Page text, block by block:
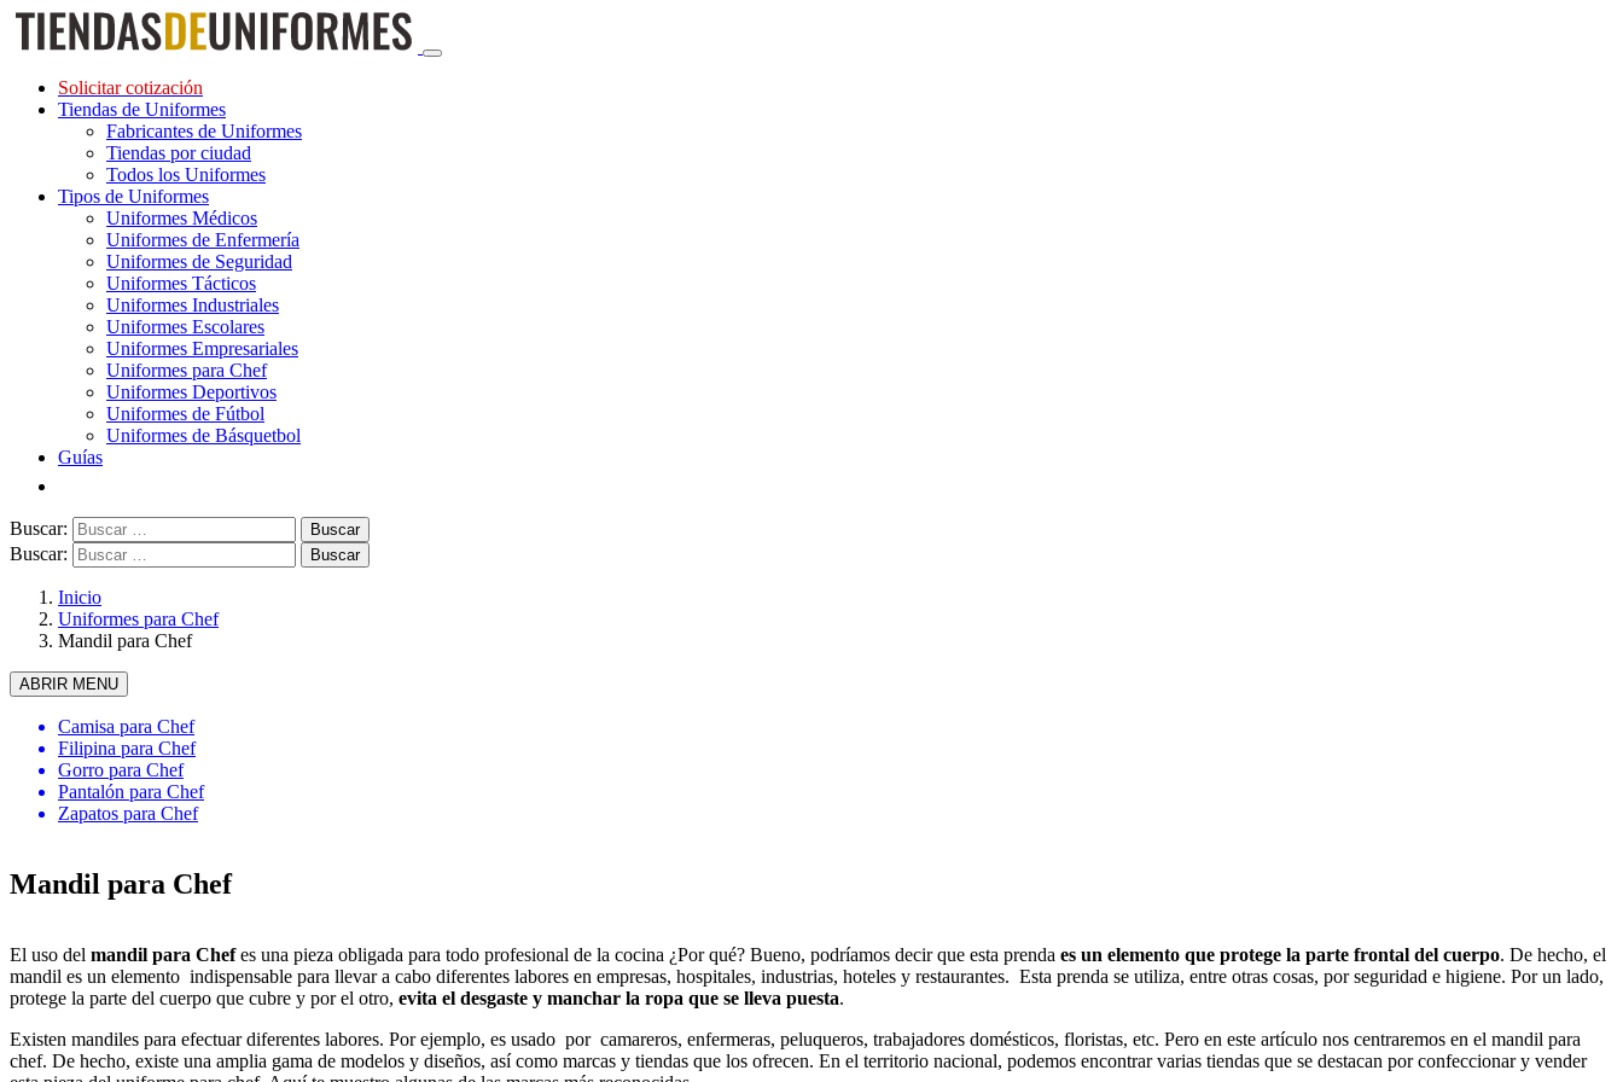
Solicitar cotización
Tiendas de Uniformes
Fabricantes de Uniformes
Tiendas por ciudad
Todos los Uniformes
Tipos de Uniformes
Uniformes Médicos
Uniformes de Enfermería
Uniformes de Seguridad
Uniformes Tácticos
Uniformes Industriales
Uniformes Escolares
Uniformes Empresariales
Uniformes para Chef
Uniformes Deportivos
Uniformes de Fútbol
Uniformes de Básquetbol
Guías
Buscar:
Buscar:
Inicio
Uniformes para Chef
Mandil para Chef
ABRIR MENU
Camisa para Chef
Filipina para Chef
Gorro para Chef
Pantalón para Chef
Zapatos para Chef
Mandil para Chef
El uso del mandil para Chefes una pieza obligada para todo profesional de la cocina ¿Por qué? Bueno, podríamos decir que esta prenda es un elemento que protege la parte frontal del cuerpo. De hecho, el
mandil es un elemento indispensable para llevar a cabo diferentes labores en empresas, hospitales, industrias, hoteles y restaurantes. Esta prenda se utiliza, entre otras cosas, por seguridad e higiene. Por un lado,
protege la parte del cuerpo que cubre y por el otro, evita el desgaste y manchar la ropa que se lleva puesta.
Existen mandiles para efectuar diferentes labores. Por ejemplo, es usado por camareros, enfermeras, peluqueros, trabajadores domésticos, floristas, etc. Pero en este artículo nos centraremos en el mandil para
chef. De hecho, existe una amplia gama de modelos y diseños, así como marcas y tiendas que los ofrecen. En el territorio nacional, podemos encontrar varias tiendas que se destacan por confeccionar y vender